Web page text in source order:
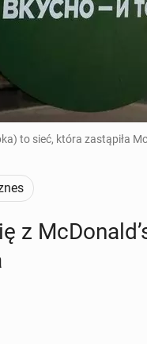
to sieć, która zastąpiła
z